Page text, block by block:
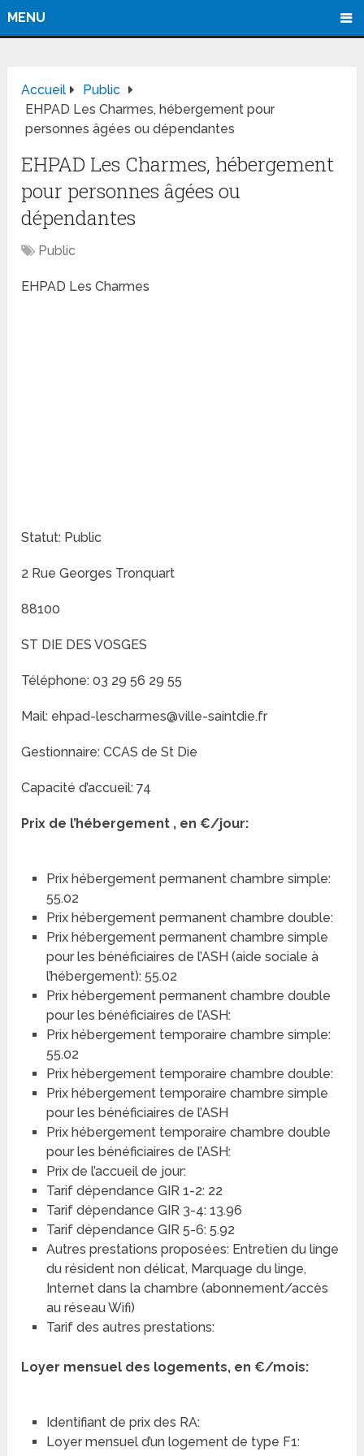
MENU
Accueil
Public
EHPAD Les Charmes, hébergement pour
personnes âgées ou dépendantes
EHPAD Les Charmes, hébergement
pour personnes âgées ou
dépendantes
Public
EHPAD Les Charmes
Statut: Public
2 Rue Georges Tronquart
88100
ST DIE DES VOSGES
Téléphone: 03 29 56 29 55
Mail: ehpad-lescharmes@ville-saintdie.fr
Gestionnaire: CCAS de St Die
Capacité d’accueil: 74
Prix de l’hébergement , en €/jour:
Prix hébergement permanent chambre simple:
55.02
Prix hébergement permanent chambre double:
Prix hébergement permanent chambre simple
pour les bénéficiaires de l’ASH (aide sociale à
l’hébergement): 55.02
Prix hébergement permanent chambre double
pour les bénéficiaires de l’ASH:
Prix hébergement temporaire chambre simple:
55.02
Prix hébergement temporaire chambre double:
Prix hébergement temporaire chambre simple
pour les bénéficiaires de l’ASH
Prix hébergement temporaire chambre double
pour les bénéficiaires de l’ASH:
Prix de l’accueil de jour:
Tarif dépendance GIR 1-2: 22
Tarif dépendance GIR 3-4: 13.96
Tarif dépendance GIR 5-6: 5.92
Autres prestations proposées: Entretien du linge
du résident non délicat, Marquage du linge,
Internet dans la chambre (abonnement/accès
au réseau Wifi)
Tarif des autres prestations:
Loyer mensuel des logements, en €/mois:
Identifiant de prix des RA:
Loyer mensuel d’un logement de type F1: